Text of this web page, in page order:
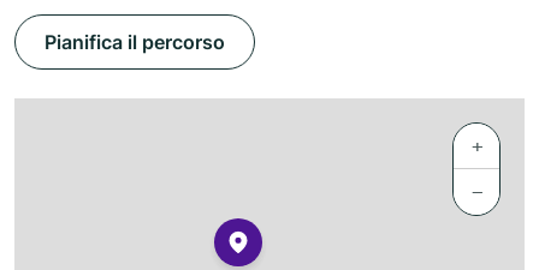
Pianifica il percorso
+
−